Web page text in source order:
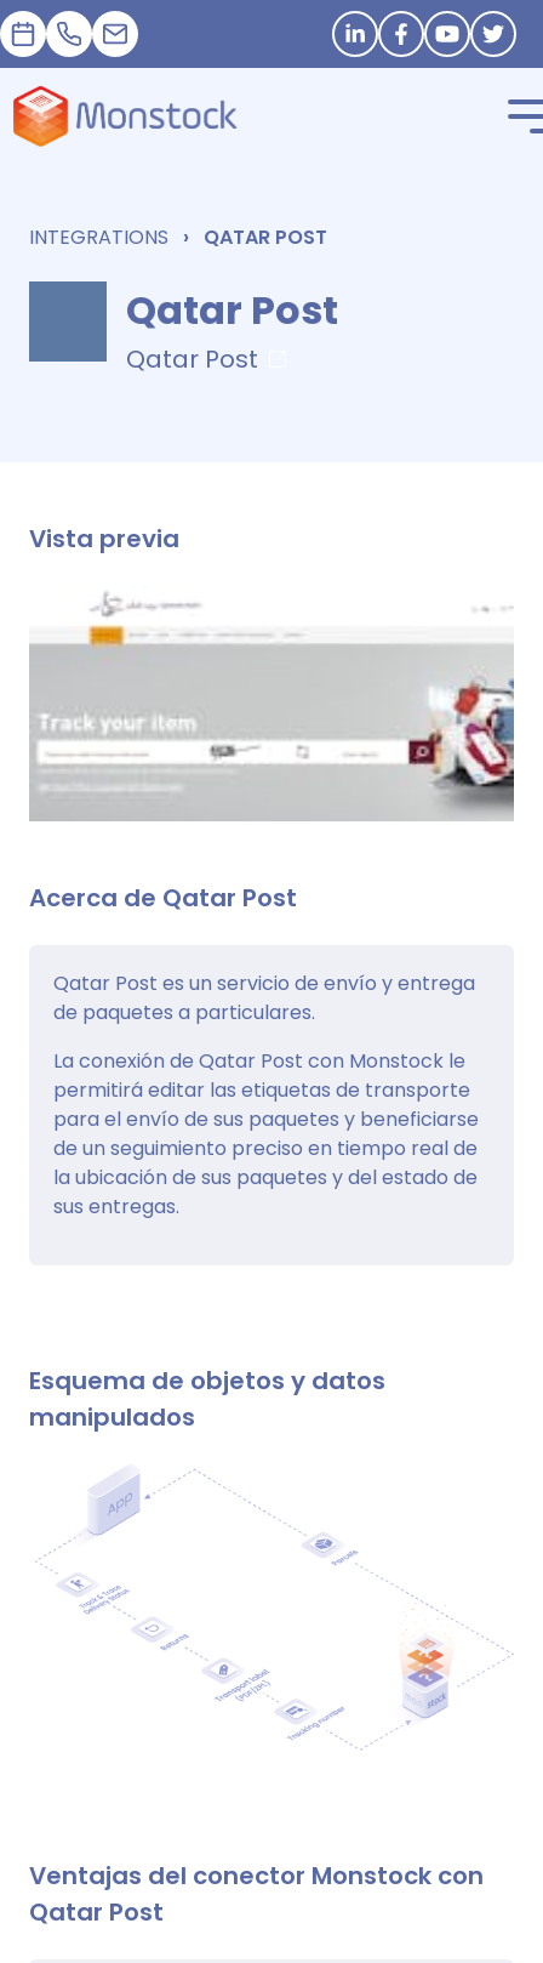
Cita +33 1 83 62 25 41
contact@monstock.net Stay in touch
INTEGRATIONS QATAR POST
Qatar Post
Qatar Post
Vista previa
Acerca de Qatar Post
Qatar Post es un servicio de envío y entrega
de paquetes a particulares.
La conexión de Qatar Post con Monstock le
permitirá editar las etiquetas de transporte
para el envío de sus paquetes y beneficiarse
de un seguimiento preciso en tiempo real de
la ubicación de sus paquetes y del estado de
sus entregas.
Esquema de objetos y datos
manipulados
Ventajas del conector Monstock con
Qatar Post